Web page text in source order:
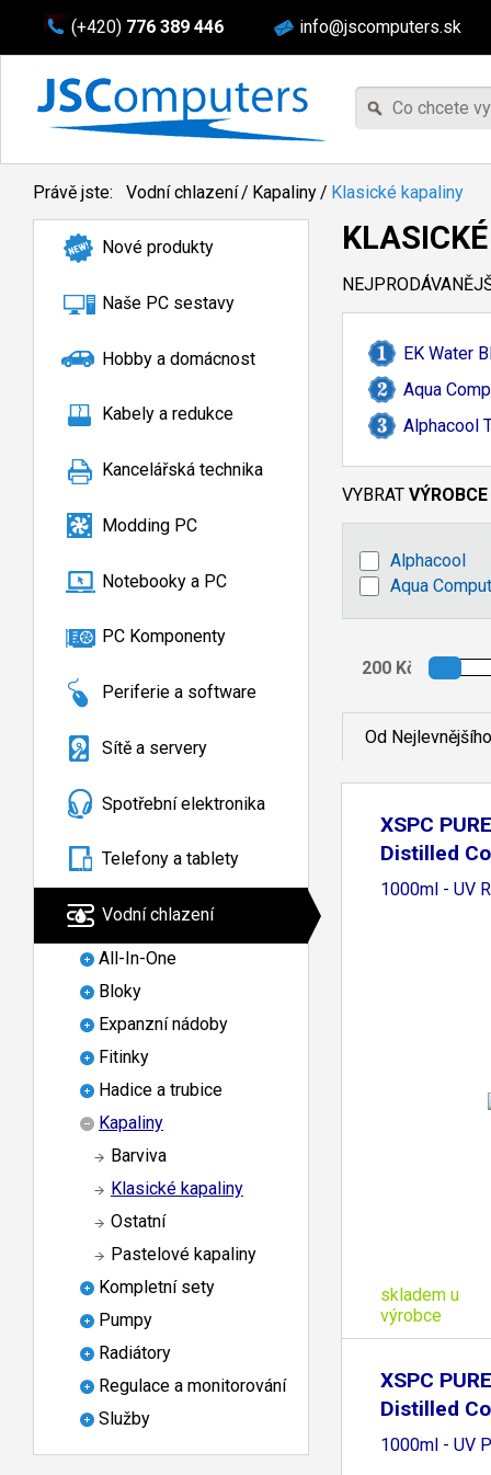
(+420) 776 389 446 info@jscomputers.sk
Právě jste: Vodní chlazení/ Kapaliny/ Klasické kapaliny
Nové produkty
Naše PC sestavy
Hobby a domácnost
Kabely a redukce
Kancelářská technika
Modding PC
Notebooky a PC
PC Komponenty
Periferie a software
Sítě a servery
Spotřební elektronika
Telefony a tablety
Vodní chlazení
All-In-One
Bloky
Expanzní nádoby
Fitinky
Hadice a trubice
Kapaliny
Barviva
Klasické kapaliny
Ostatní
Pastelové kapaliny
Kompletní sety
Pumpy
Radiátory
Regulace a monitorování
Služby
EK Water
Aqua
Alphacool
VYBRAT VÝROBCE
Alphacool
Aqua
Od Nejlevnějšího
XSPC
Distilled
1000ml - UV
skladem u
výrobce
XSPC
Distilled
1000ml - UV